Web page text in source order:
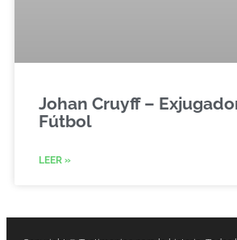
Johan Cruyff –
Fútbol
LEER »